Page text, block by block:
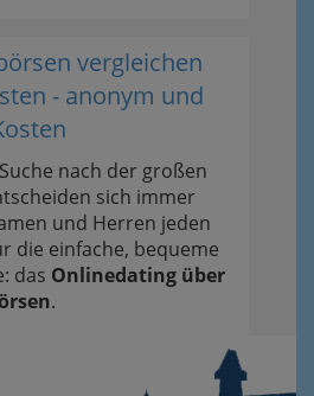
vergleichen
- anonym und
nach der großen
sich immer
und Herren jeden
die einfache, bequeme
das Onlinedating über
.